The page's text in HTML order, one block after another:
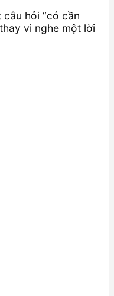
hỏi “có cần
vì nghe một lời